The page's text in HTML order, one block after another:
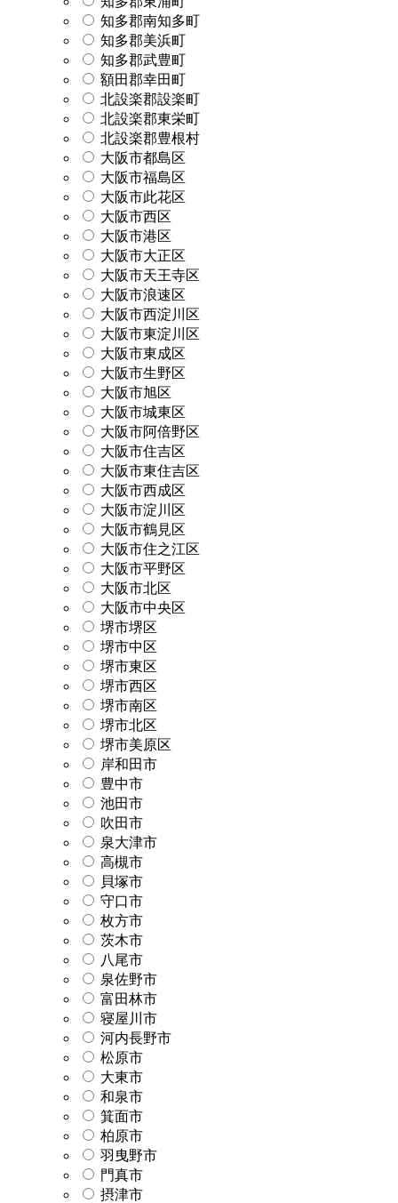
知多郡南知多町
知多郡美浜町
知多郡武豊町
額田郡幸田町
北設楽郡設楽町
北設楽郡東栄町
北設楽郡豊根村
大阪市都島区
大阪市福島区
大阪市此花区
大阪市西区
大阪市港区
大阪市大正区
大阪市天王寺区
大阪市浪速区
大阪市西淀川区
大阪市東淀川区
大阪市東成区
大阪市生野区
大阪市旭区
大阪市城東区
大阪市阿倍野区
大阪市住吉区
大阪市東住吉区
大阪市西成区
大阪市淀川区
大阪市鶴見区
大阪市住之江区
大阪市平野区
大阪市北区
大阪市中央区
堺市堺区
堺市中区
堺市東区
堺市西区
堺市南区
堺市北区
堺市美原区
岸和田市
豊中市
池田市
吹田市
泉大津市
高槻市
貝塚市
守口市
枚方市
茨木市
八尾市
泉佐野市
富田林市
寝屋川市
河内長野市
松原市
大東市
和泉市
箕面市
柏原市
羽曳野市
門真市
摂津市